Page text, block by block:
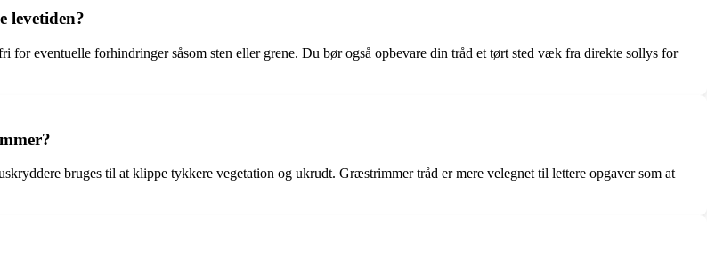
levetiden?
eventuelle forhindringer såsom sten eller grene. Du bør også opbevare din tråd et tørt sted væk fra direkte sollys for
bruges til at klippe tykkere vegetation og ukrudt. Græstrimmer tråd er mere velegnet til lettere opgaver som at